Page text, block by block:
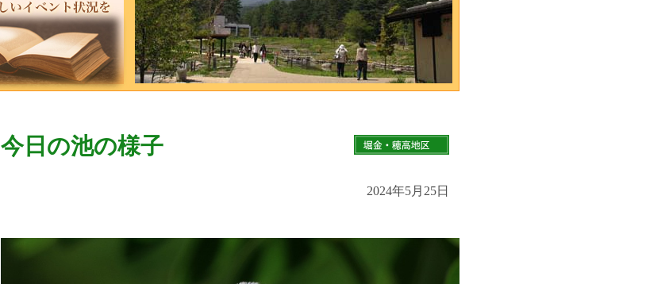
今日の池の様子
2024年5月25日